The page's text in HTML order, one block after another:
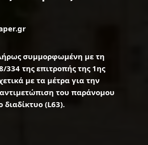
συμμορφωμένη με τη
334 της επιτροπής της 1ης
με τα μέτρα για την
του παράνομου
διαδίκτυο (L63).